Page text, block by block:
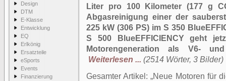
Design
DTM
E-Klasse
Entwicklung
EQ
Erlkönig
Ersatzteile
eSports
Events
Finanzierung
Liter pro 100 Kilometer (177 g
Abgasreinigung einer der
225 kW (306 PS) im S 350
S 500 BlueEFFICIENCY geht
Motorengeneration als V6-
Weiterlesen ... (2514 Wörter, 3 Bilder)
Gesamter Artikel: Neue Motoren für